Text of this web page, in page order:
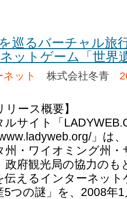
巡るバーチャル旅
ットゲーム「世界
ット 株式会社冬青
リース概要】
ルサイト「
」は
州・ワイオミング州
政府観光局の協力の
伝えるインターネッ
5つの謎」を、2008年